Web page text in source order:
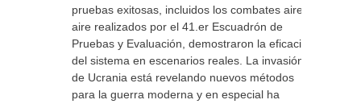
pruebas exitosas, incluidos los combates aire-
aire realizados por el 41.er Escuadrón de
Pruebas y Evaluación, demostraron la eficacia
del sistema en escenarios reales. La invasión
de Ucrania está revelando nuevos métodos
para la guerra moderna y en especial ha